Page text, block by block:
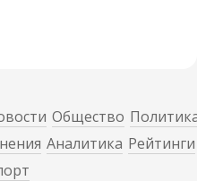
Общество
Аналитика Рейтинги